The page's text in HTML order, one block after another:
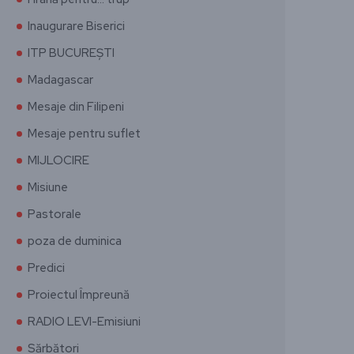
Inaugurare Biserici
ITP BUCUREȘTI
Madagascar
Mesaje din Filipeni
Mesaje pentru suflet
MIJLOCIRE
Misiune
Pastorale
poza de duminica
Predici
Proiectul Împreună
RADIO LEVI-Emisiuni
Sărbători